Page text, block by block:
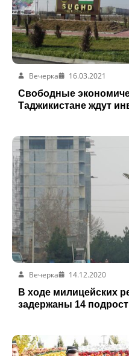
Вечерка
16.03.2021
Свободные
Таджикистане ждут
Вечерка
14.12.2020
В ходе милицейских
задержаны 14